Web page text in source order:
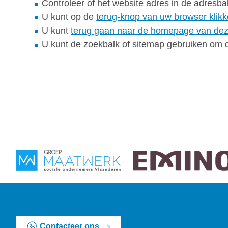
Zoek
Controleer of het website adres in de
U kunt op deterug-knop van uw browser
U kuntterug gaan naar de homepage van
U kunt de zoekbalk of sitemap gebruiken om
Contacteer ons